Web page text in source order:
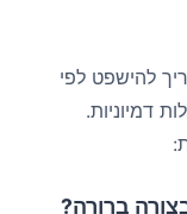
להישפט לפי
דמיוניות.
ברורה?